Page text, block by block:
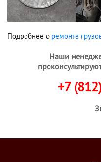
Подробнее о ремонте
Наши
+7